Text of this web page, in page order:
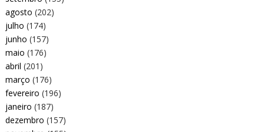
agosto (202)
julho (174)
junho (157)
maio (176)
abril (201)
março (176)
fevereiro (196)
janeiro (187)
dezembro (157)